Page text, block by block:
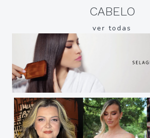
CABELO
ver todas